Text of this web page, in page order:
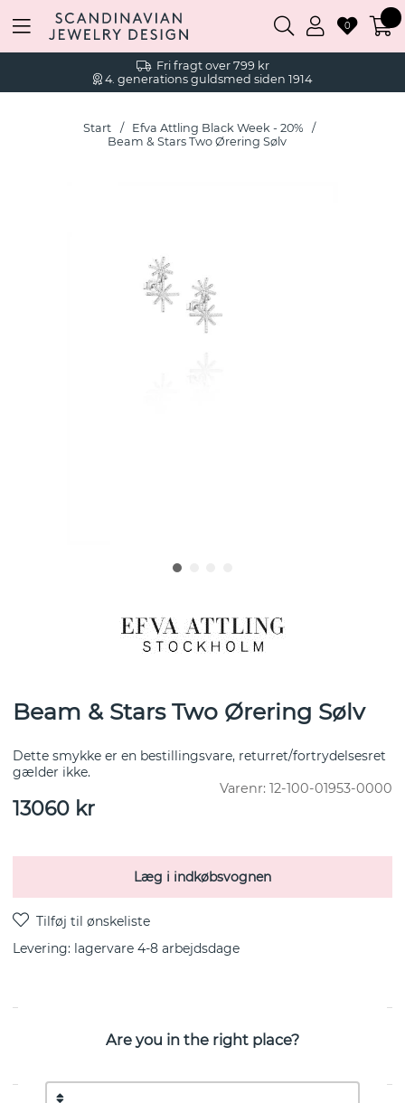
Fri fragt over 799 kr
4. generations guldsmed siden 1914
0
Start
Efva Attling Black Week - 20%
Beam & Stars Two Ørering Sølv
Beam & Stars Two Ørering Sølv
Dette smykke er en bestillingsvare, returret/fortrydelsesret
gælder ikke.
Varenr: 12-100-01953-0000
13060 kr
Læg i indkøbsvognen
Levering: lagervare 4-8 arbejdsdage
Beam & Stars Two er en ørering i sterlingsølv fra
Are you in the right place?